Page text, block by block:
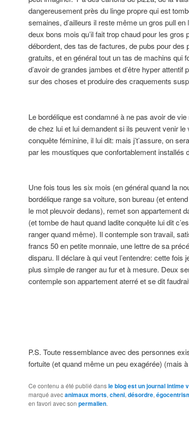
dangereusement près du linge propre qui est
semaines, d’ailleurs il reste même un gros pull en
deux bons mois qu’il fait trop chaud pour les
débordent, des tas de factures, de pubs pour des
gratuits, et en général tout un tas de machins qui
d’avoir de grandes jambes et d’être hyper
sur des choses et produire des craquements
Le bordélique est condamné à ne pas avoir de
de chez lui et lui demandent si ils peuvent venir
conquête féminine, il lui dit: mais j’t’assure, on
par les moustiques que confortablement installés
Une fois tous les six mois (en général quand la
bordélique range sa voiture, son bureau (et
le mot pleuvoir dedans), remet son appartement
(et tombe de haut quand ladite conquête lui dit
ranger quand même). Il contemple son travail,
francs 50 en petite monnaie, une lettre de sa
disparu. Il déclare à qui veut l’entendre: cette fois
plus simple de ranger au fur et à mesure. Deux
contemple son appartement aterré et se dit
P.S. Toute ressemblance avec des personnes
fortuite (et quand même un peu exagérée) (mais
Ce contenu a été publié dansle blog est un journal intime
marqué avecanimaux morts, cheni, désordre,
en favori avec son permalien.